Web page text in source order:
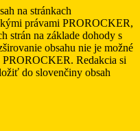
na stránkach
právami PROROCKER,
strán na základe dohody s
obsahu nie je možné
PROROCKER. Redakcia si
do slovenčiny obsah